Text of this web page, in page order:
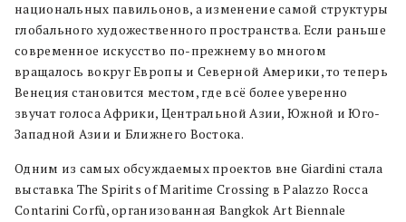
национальных павильонов, а изменение самой структуры
глобального художественного пространства. Если раньше
современное искусство по-прежнему во многом
вращалось вокруг Европы и Северной Америки, то теперь
Венеция становится местом, где всё более уверенно
звучат голоса Африки, Центральной Азии, Южной и Юго-
Западной Азии и Ближнего Востока.
Одним из самых обсуждаемых проектов вне Giardini стала
выставка The Spirits of Maritime Crossing в Palazzo Rocca
Contarini Corfù, организованная Bangkok Art Biennale